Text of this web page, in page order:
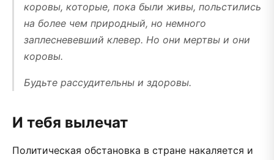
коровы, которые, пока были живы, польстились
на более чем природный, но немного
заплесневевший клевер. Но они мертвы и они
коровы.
Будьте рассудительны и здоровы.
И тебя вылечат
Политическая обстановка в стране накаляется и